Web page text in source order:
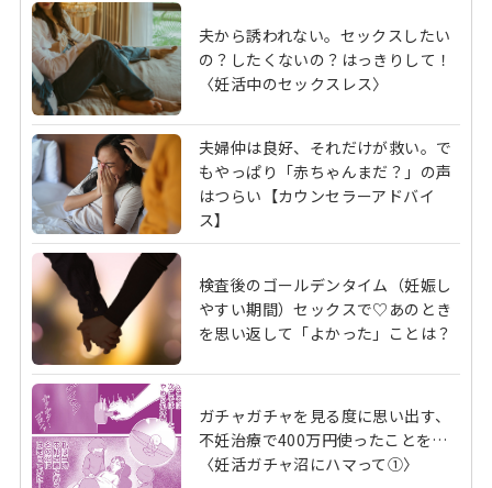
夫から誘われない。セックスしたい
の？したくないの？はっきりして！
〈妊活中のセックスレス〉
夫婦仲は良好、それだけが救い。で
もやっぱり「赤ちゃんまだ？」の声
はつらい【カウンセラーアドバイ
ス】
検査後のゴールデンタイム（妊娠し
やすい期間）セックスで♡あのとき
を思い返して「よかった」ことは？
ガチャガチャを見る度に思い出す、
不妊治療で400万円使ったことを…
〈妊活ガチャ沼にハマって①〉